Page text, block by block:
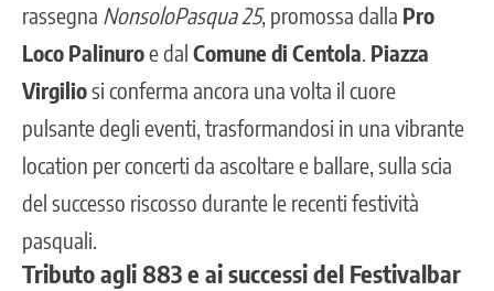
rassegna NonsoloPasqua 25, promossa dalla Pro
Loco Palinuroe dal Comune di Centola. Piazza
Virgiliosi conferma ancora una volta il cuore
pulsante degli eventi, trasformandosi in una vibrante
location per concerti da ascoltare e ballare, sulla scia
del successo riscosso durante le recenti festività
pasquali.
Tributo agli 883 e ai successi del Festivalbar